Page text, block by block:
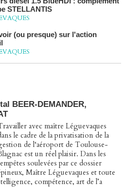
(ou presque) sur l'action
BEER-DEMANDER,
avec maître Léguevaques
le cadre de la privatisation de la
de l‘aéroport de Toulouse-
est un réel plaisir. Dans les
soulevées par ce dossier
Maître Léguevaques et toute
compétence, art de l’a